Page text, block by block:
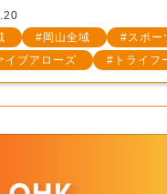
岡山全域
スポー
イブアローズ
トライフ